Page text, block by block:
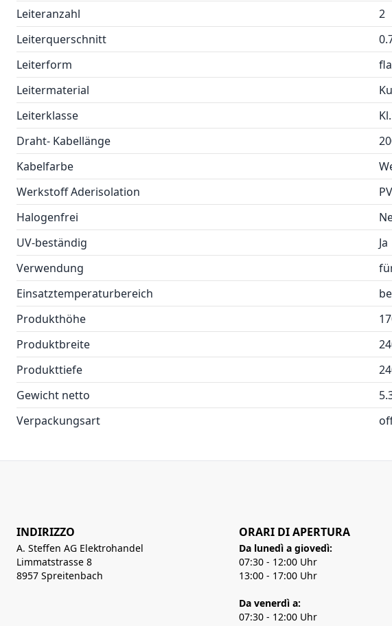
Leiteranzahl
2
Leiterquerschnitt
Leiterform
Leitermaterial
Leiterklasse
Draht- Kabellänge
Kabelfarbe
Werkstoff Aderisolation
Halogenfrei
UV-beständig
Ja
Verwendung
Einsatztemperaturbereich
Produkthöhe
Produktbreite
Produkttiefe
Gewicht netto
Verpackungsart
INDIRIZZO
A. Steffen AG Elektrohandel
Limmatstrasse 8
8957 Spreitenbach
ORARI DI APERTURA
Da lunedì a giovedì:
07:30 - 12:00 Uhr
13:00 - 17:00 Uhr
Da venerdì a:
07:30 - 12:00 Uhr